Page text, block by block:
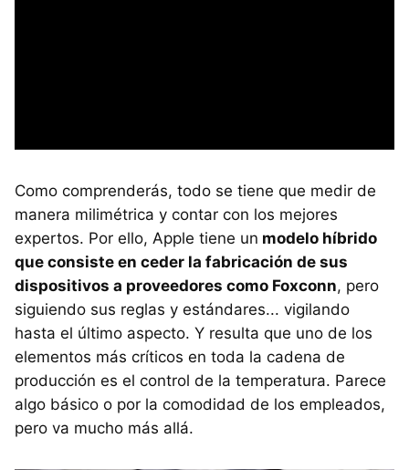
Como comprenderás, todo se tiene que medir de
manera milimétrica y contar con los mejores
expertos. Por ello, Apple tiene un modelo híbrido
que consiste en ceder la fabricación de sus
dispositivos a proveedores como Foxconn, pero
siguiendo sus reglas y estándares... vigilando
hasta el último aspecto. Y resulta que uno de los
elementos más críticos en toda la cadena de
producción es el control de la temperatura. Parece
algo básico o por la comodidad de los empleados,
pero va mucho más allá.